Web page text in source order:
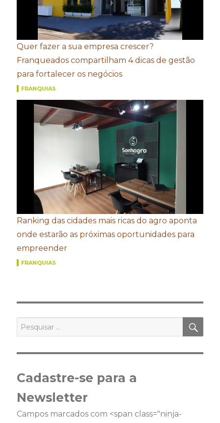
Quer fazer a sua empresa crescer?
Franqueados compartilham 4 dicas de gestão
para fortalecer os negócios
FRANQUIAS
Ranking das cidades mais ricas do agro aponta
onde estarão as próximas oportunidades para
empreender
FRANQUIAS
por:
Cadastre-se para a
Newsletter
Campos marcados com <span class="ninja-